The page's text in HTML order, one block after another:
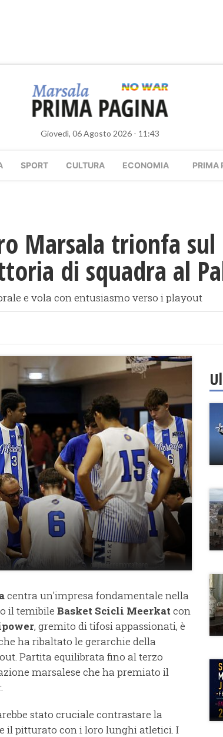
Giovedì, 06 Agosto 2026 - 11:43
SPORT CULTURA ECONOMIA PRIMA
Marsala trionfa sul
di squadra al
e vola con entusiasmo verso i playout
centra un'impresa fondamentale nella
il temibile Basket Scicli Meerkat con
, gremito di tifosi appassionati, è
ha ribaltato le gerarchie della
Partita equilibrata fino al terzo
marsalese che ha premiato il
stato cruciale contrastare la
il pitturato con i loro lunghi atletici. I